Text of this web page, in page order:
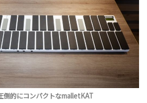
倒的にコンパクトなmalletKAT